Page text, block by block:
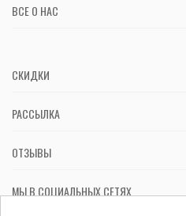
ВСЕ О НАС
СКИДКИ
РАССЫЛКА
ОТЗЫВЫ
МЫ В СОЦИАЛЬНЫХ СЕТЯХ